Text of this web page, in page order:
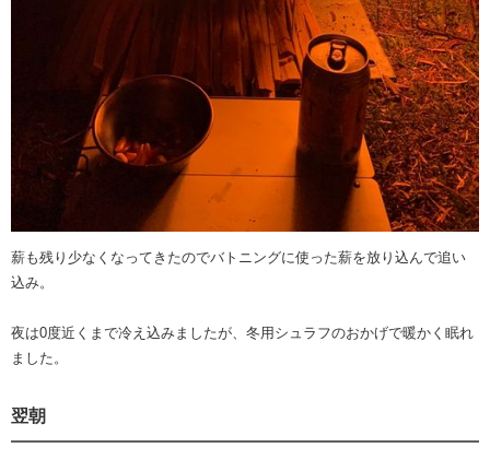
薪も残り少なくなってきたのでバトニングに使った薪を放り込んで追い
込み。
夜は0度近くまで冷え込みましたが、冬用シュラフのおかげで暖かく眠れ
ました。
翌朝